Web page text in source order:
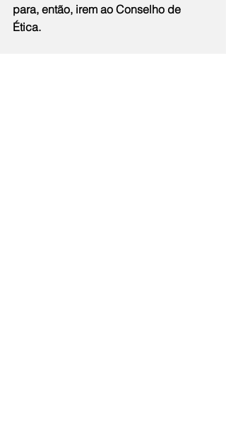
para, então, irem ao Conselho de
Ética.